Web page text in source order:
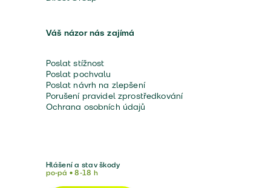
Váš názor nás zajímá
Poslat stížnost
Poslat pochvalu
Poslat návrh na zlepšení
Porušení pravidel zprostředkování
Ochrana osobních údajů
Hlášení a stav škody
po-pá • 8-18 h